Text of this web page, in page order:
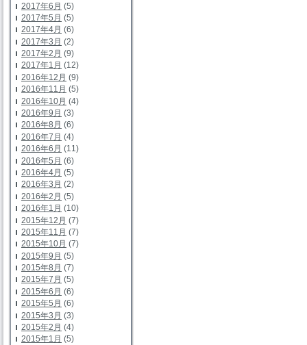
2017年6月 (5)
2017年5月 (5)
2017年4月 (6)
2017年3月 (2)
2017年2月 (9)
2017年1月 (12)
2016年12月 (9)
2016年11月 (5)
2016年10月 (4)
2016年9月 (3)
2016年8月 (6)
2016年7月 (4)
2016年6月 (11)
2016年5月 (6)
2016年4月 (5)
2016年3月 (2)
2016年2月 (5)
2016年1月 (10)
2015年12月 (7)
2015年11月 (7)
2015年10月 (7)
2015年9月 (5)
2015年8月 (7)
2015年7月 (5)
2015年6月 (6)
2015年5月 (6)
2015年3月 (3)
2015年2月 (4)
2015年1月 (5)